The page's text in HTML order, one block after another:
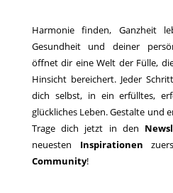
Harmonie finden, Ganzheit
Gesundheit und deiner
öffnet dir eine Welt der Fülle,
Hinsicht bereichert. Jeder
dich selbst, in ein erfülltes,
glückliches Leben. Gestalte und
Trage dich jetzt in den
neuesten Inspirationen
Community!